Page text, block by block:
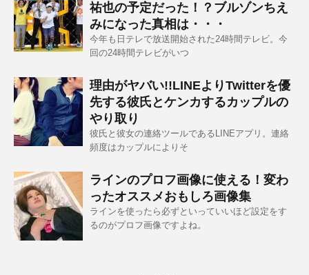
祐也の予定だった！？ブルゾンちえ
みになった真相は・・・
今年も日テレで放送開始された24時間テレビ。今
回の24時間テレビがいつ
理由がヤバい!!LINEよりTwitterを優
先する彼氏とケンカするカップルの
やり取り
彼氏と彼女の連絡ツールであるLINEアプリ。連絡
頻度はカップルによりそ
ラインのプロフ画像に使える！変わ
ったオススメおもしろ画像集
ラインを使ったら必ずといっていいほど設定をす
るのがプロフ画像ですよね。